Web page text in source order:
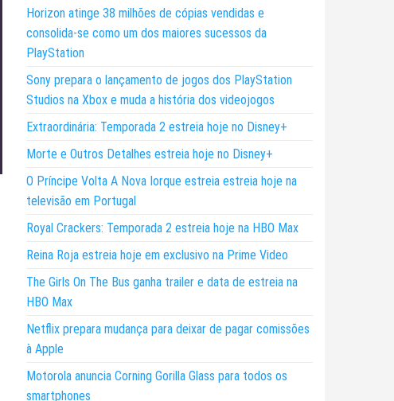
Horizon atinge 38 milhões de cópias vendidas e
consolida-se como um dos maiores sucessos da
PlayStation
Sony prepara o lançamento de jogos dos PlayStation
Studios na Xbox e muda a história dos videojogos
Extraordinária: Temporada 2 estreia hoje no Disney+
Morte e Outros Detalhes estreia hoje no Disney+
O Príncipe Volta A Nova Iorque estreia estreia hoje na
televisão em Portugal
Royal Crackers: Temporada 2 estreia hoje na HBO Max
Reina Roja estreia hoje em exclusivo na Prime Video
The Girls On The Bus ganha trailer e data de estreia na
HBO Max
Netflix prepara mudança para deixar de pagar comissões
à Apple
Motorola anuncia Corning Gorilla Glass para todos os
smartphones